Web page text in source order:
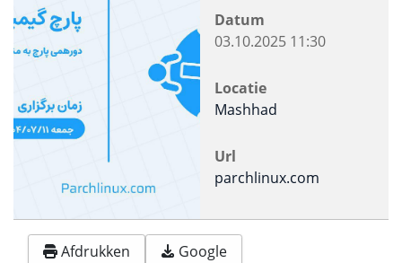
Datum
03.10.2025 11:30
Locatie
Mashhad
Url
parchlinux.com
Afdrukken
Google